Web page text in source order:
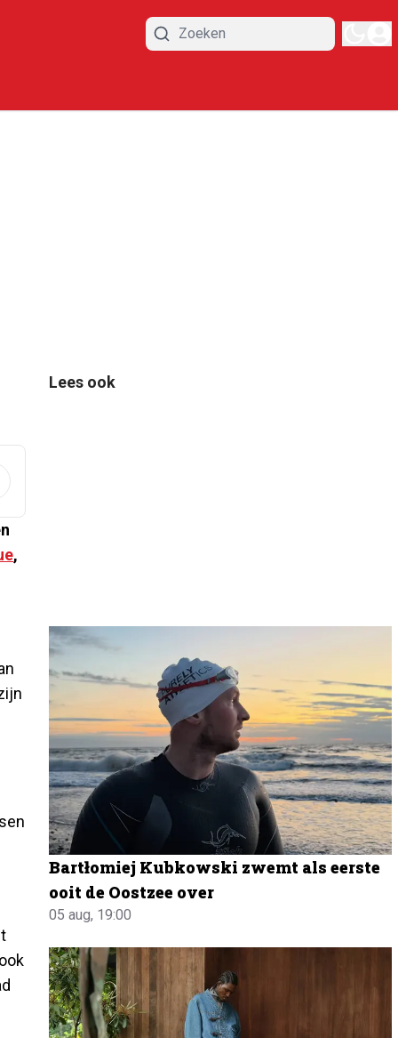
,
Lees ook
Bartłomiej Kubkowski zwemt als eerste
ooit de Oostzee over
05 aug, 19:00